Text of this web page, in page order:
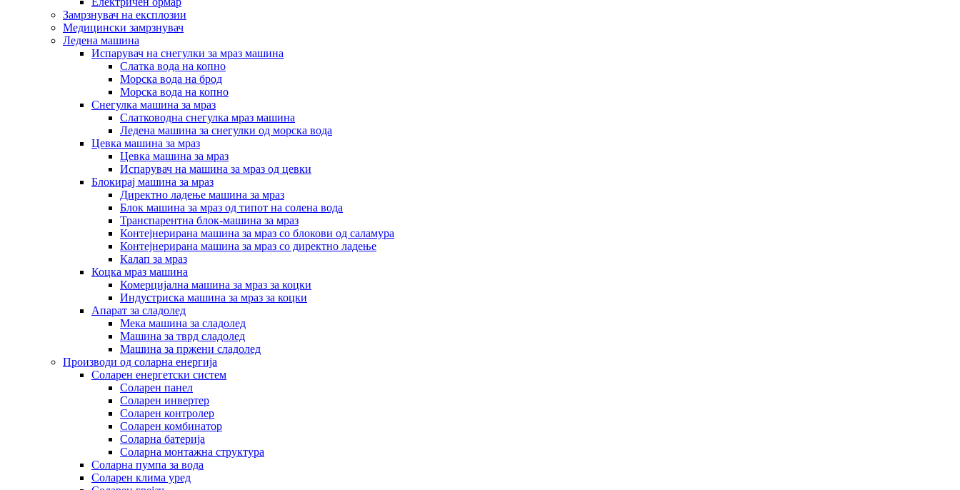
Замрзнувач на експлозии
Медицински замрзнувач
Ледена машина
Испарувач на снегулки за мраз машина
Слатка вода на копно
Морска вода на брод
Морска вода на копно
Снегулка машина за мраз
Слатководна снегулка мраз машина
Ледена машина за снегулки од морска вода
Цевка машина за мраз
Цевка машина за мраз
Испарувач на машина за мраз од цевки
Блокирај машина за мраз
Директно ладење машина за мраз
Блок машина за мраз од типот на солена вода
Транспарентна блок-машина за мраз
Контејнерирана машина за мраз со блокови од саламура
Контејнерирана машина за мраз со директно ладење
Калап за мраз
Коцка мраз машина
Комерцијална машина за мраз за коцки
Индустриска машина за мраз за коцки
Апарат за сладолед
Мека машина за сладолед
Машина за тврд сладолед
Машина за пржени сладолед
Производи од соларна енергија
Соларен енергетски систем
Соларен панел
Соларен инвертер
Соларен контролер
Соларен комбинатор
Соларна батерија
Соларна монтажна структура
Соларна пумпа за вода
Соларен клима уред